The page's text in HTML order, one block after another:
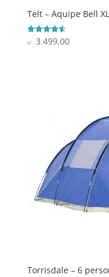
Telt – Aquipe Bell
Vurderet
4.6
kr.3.499,00
Torrisdale – 6